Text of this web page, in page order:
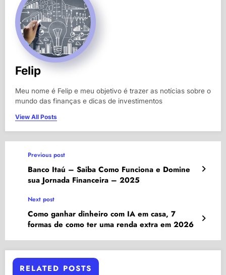
Felip
Meu nome é Felip e meu objetivo é trazer as notícias sobre o
mundo das finanças e dicas de investimentos
View All Posts
Previous post
Banco Itaú – Saiba Como Funciona e Domine
sua Jornada Financeira – 2025
Next post
Como ganhar dinheiro com IA em casa, 7
formas de como ter uma renda extra em 2026
RELATED POSTS